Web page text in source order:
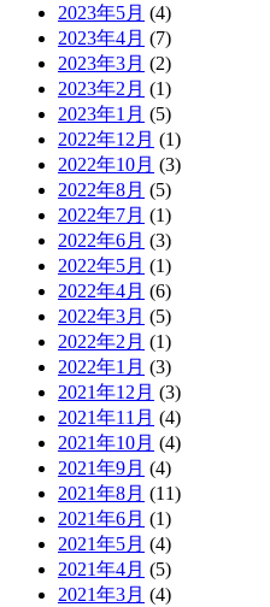
2023年5月 (4)
2023年4月 (7)
2023年3月 (2)
2023年2月 (1)
2023年1月 (5)
2022年12月 (1)
2022年10月 (3)
2022年8月 (5)
2022年7月 (1)
2022年6月 (3)
2022年5月 (1)
2022年4月 (6)
2022年3月 (5)
2022年2月 (1)
2022年1月 (3)
2021年12月 (3)
2021年11月 (4)
2021年10月 (4)
2021年9月 (4)
2021年8月 (11)
2021年6月 (1)
2021年5月 (4)
2021年4月 (5)
2021年3月 (4)